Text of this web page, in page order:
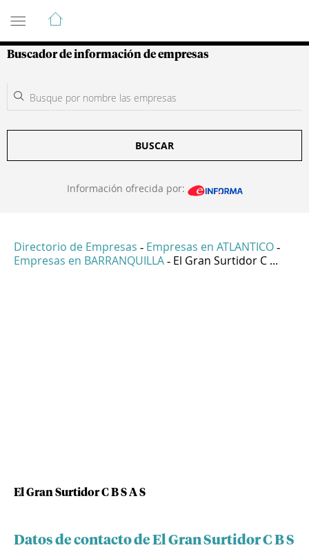
Guía de Empresas Colombianas
Buscador de información de empresas
BUSCAR
Información ofrecida por:
Directorio de Empresas - Empresas en ATLANTICO -
Empresas en BARRANQUILLA - El Gran Surtidor C ...
El Gran Surtidor C B S A S
Datos de contacto de El Gran Surtidor C B S